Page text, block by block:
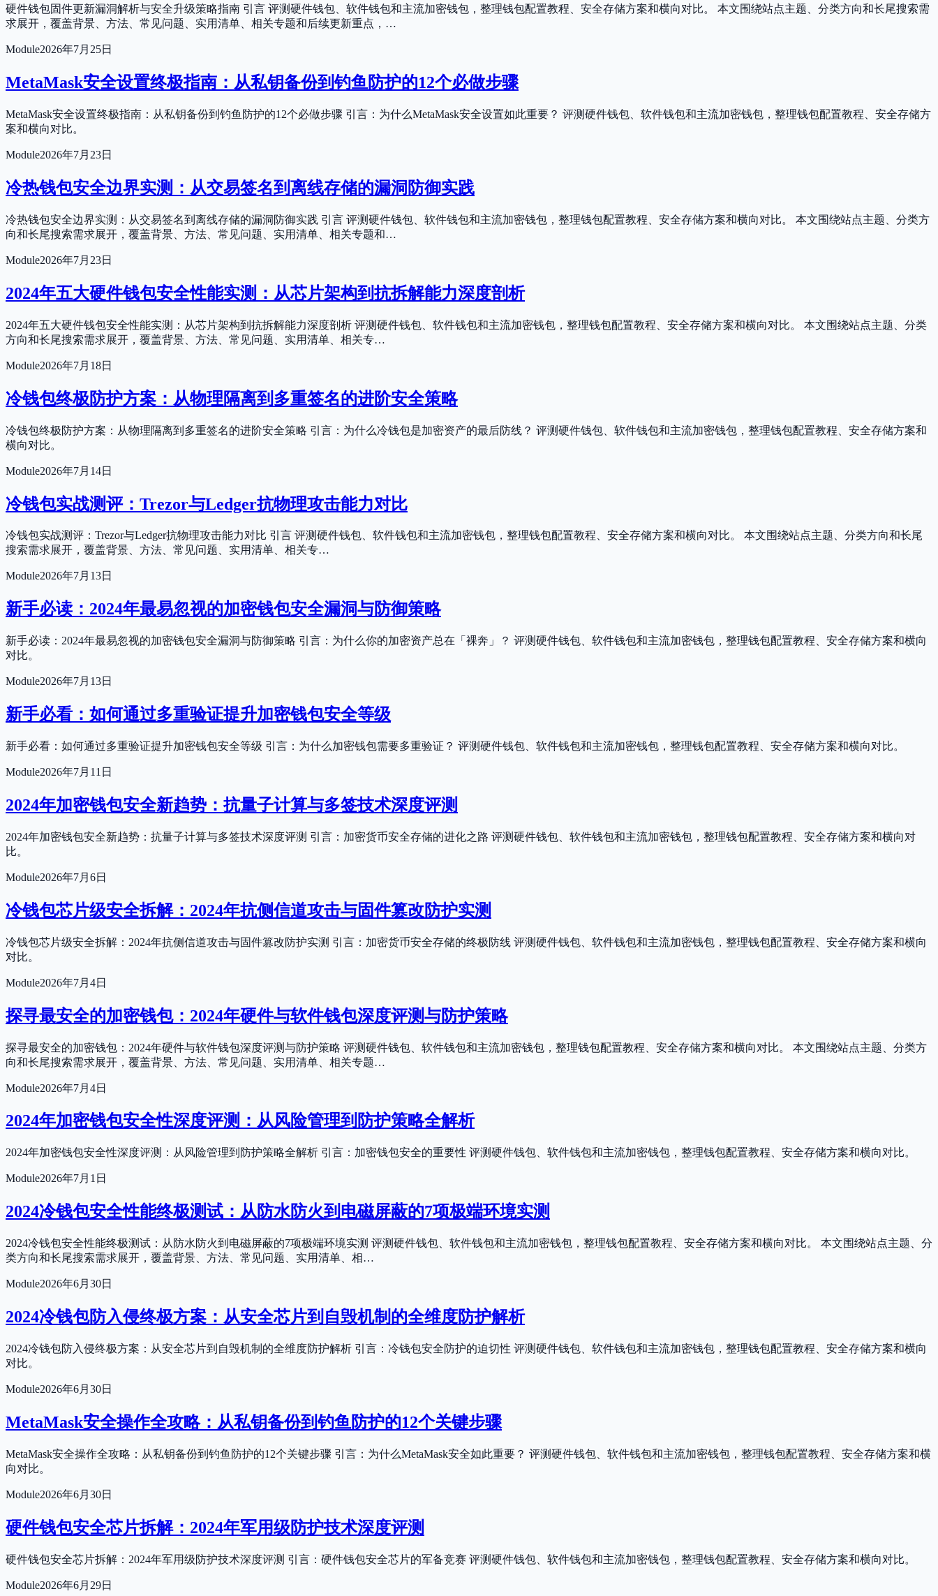
硬件钱包固件更新漏洞解析与安全升级策略指南 引言 评测硬件钱包、软件钱包和主流加密钱包，整理钱包配置教程、安全存储方案和横向对比。 本文围绕站点主题、分类方向和长尾搜索需
求展开，覆盖背景、方法、常见问题、实用清单、相关专题和后续更新重点，…
Module2026年7月25日
MetaMask安全设置终极指南：从私钥备份到钓鱼防护的12个必做步骤
MetaMask安全设置终极指南：从私钥备份到钓鱼防护的12个必做步骤 引言：为什么MetaMask安全设置如此重要？ 评测硬件钱包、软件钱包和主流加密钱包，整理钱包配置教程、安全存储方
案和横向对比。
Module2026年7月23日
冷热钱包安全边界实测：从交易签名到离线存储的漏洞防御实践
冷热钱包安全边界实测：从交易签名到离线存储的漏洞防御实践 引言 评测硬件钱包、软件钱包和主流加密钱包，整理钱包配置教程、安全存储方案和横向对比。 本文围绕站点主题、分类方
向和长尾搜索需求展开，覆盖背景、方法、常见问题、实用清单、相关专题和…
Module2026年7月23日
2024年五大硬件钱包安全性能实测：从芯片架构到抗拆解能力深度剖析
2024年五大硬件钱包安全性能实测：从芯片架构到抗拆解能力深度剖析 评测硬件钱包、软件钱包和主流加密钱包，整理钱包配置教程、安全存储方案和横向对比。 本文围绕站点主题、分类
方向和长尾搜索需求展开，覆盖背景、方法、常见问题、实用清单、相关专…
Module2026年7月18日
冷钱包终极防护方案：从物理隔离到多重签名的进阶安全策略
冷钱包终极防护方案：从物理隔离到多重签名的进阶安全策略 引言：为什么冷钱包是加密资产的最后防线？ 评测硬件钱包、软件钱包和主流加密钱包，整理钱包配置教程、安全存储方案和
横向对比。
Module2026年7月14日
冷钱包实战测评：Trezor与Ledger抗物理攻击能力对比
冷钱包实战测评：Trezor与Ledger抗物理攻击能力对比 引言 评测硬件钱包、软件钱包和主流加密钱包，整理钱包配置教程、安全存储方案和横向对比。 本文围绕站点主题、分类方向和长尾
搜索需求展开，覆盖背景、方法、常见问题、实用清单、相关专…
Module2026年7月13日
新手必读：2024年最易忽视的加密钱包安全漏洞与防御策略
新手必读：2024年最易忽视的加密钱包安全漏洞与防御策略 引言：为什么你的加密资产总在「裸奔」？ 评测硬件钱包、软件钱包和主流加密钱包，整理钱包配置教程、安全存储方案和横向
对比。
Module2026年7月13日
新手必看：如何通过多重验证提升加密钱包安全等级
新手必看：如何通过多重验证提升加密钱包安全等级 引言：为什么加密钱包需要多重验证？ 评测硬件钱包、软件钱包和主流加密钱包，整理钱包配置教程、安全存储方案和横向对比。
Module2026年7月11日
2024年加密钱包安全新趋势：抗量子计算与多签技术深度评测
2024年加密钱包安全新趋势：抗量子计算与多签技术深度评测 引言：加密货币安全存储的进化之路 评测硬件钱包、软件钱包和主流加密钱包，整理钱包配置教程、安全存储方案和横向对
比。
Module2026年7月6日
冷钱包芯片级安全拆解：2024年抗侧信道攻击与固件篡改防护实测
冷钱包芯片级安全拆解：2024年抗侧信道攻击与固件篡改防护实测 引言：加密货币安全存储的终极防线 评测硬件钱包、软件钱包和主流加密钱包，整理钱包配置教程、安全存储方案和横向
对比。
Module2026年7月4日
探寻最安全的加密钱包：2024年硬件与软件钱包深度评测与防护策略
探寻最安全的加密钱包：2024年硬件与软件钱包深度评测与防护策略 评测硬件钱包、软件钱包和主流加密钱包，整理钱包配置教程、安全存储方案和横向对比。 本文围绕站点主题、分类方
向和长尾搜索需求展开，覆盖背景、方法、常见问题、实用清单、相关专题…
Module2026年7月4日
2024年加密钱包安全性深度评测：从风险管理到防护策略全解析
2024年加密钱包安全性深度评测：从风险管理到防护策略全解析 引言：加密钱包安全的重要性 评测硬件钱包、软件钱包和主流加密钱包，整理钱包配置教程、安全存储方案和横向对比。
Module2026年7月1日
2024冷钱包安全性能终极测试：从防水防火到电磁屏蔽的7项极端环境实测
2024冷钱包安全性能终极测试：从防水防火到电磁屏蔽的7项极端环境实测 评测硬件钱包、软件钱包和主流加密钱包，整理钱包配置教程、安全存储方案和横向对比。 本文围绕站点主题、分
类方向和长尾搜索需求展开，覆盖背景、方法、常见问题、实用清单、相…
Module2026年6月30日
2024冷钱包防入侵终极方案：从安全芯片到自毁机制的全维度防护解析
2024冷钱包防入侵终极方案：从安全芯片到自毁机制的全维度防护解析 引言：冷钱包安全防护的迫切性 评测硬件钱包、软件钱包和主流加密钱包，整理钱包配置教程、安全存储方案和横向
对比。
Module2026年6月30日
MetaMask安全操作全攻略：从私钥备份到钓鱼防护的12个关键步骤
MetaMask安全操作全攻略：从私钥备份到钓鱼防护的12个关键步骤 引言：为什么MetaMask安全如此重要？ 评测硬件钱包、软件钱包和主流加密钱包，整理钱包配置教程、安全存储方案和横
向对比。
Module2026年6月30日
硬件钱包安全芯片拆解：2024年军用级防护技术深度评测
硬件钱包安全芯片拆解：2024年军用级防护技术深度评测 引言：硬件钱包安全芯片的军备竞赛 评测硬件钱包、软件钱包和主流加密钱包，整理钱包配置教程、安全存储方案和横向对比。
Module2026年6月29日